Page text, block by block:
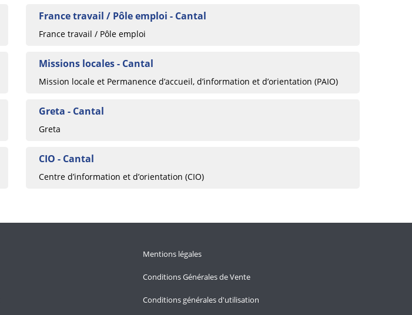
France travail / Pôle emploi - Cantal
France travail / Pôle emploi
Missions locales - Cantal
Mission locale et Permanence d’accueil, d’information et d’orientation (PAIO)
Greta - Cantal
Greta
CIO - Cantal
Centre d’information et d’orientation (CIO)
Mentions légales
Conditions Générales de Vente
Conditions générales d'utilisation